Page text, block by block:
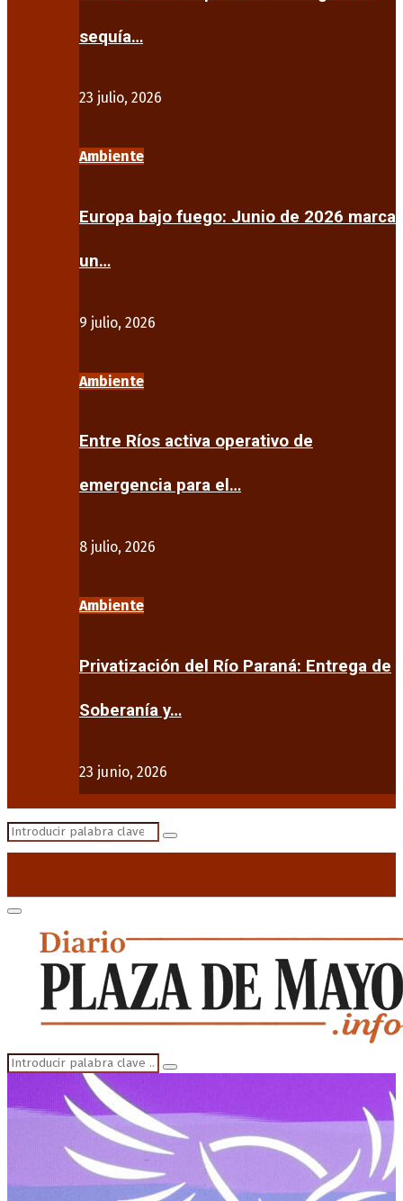
sequía…
23 julio, 2026
Ambiente
Europa bajo fuego: Junio de 2026 marca
un…
9 julio, 2026
Ambiente
Entre Ríos activa operativo de
emergencia para el…
8 julio, 2026
Ambiente
Privatización del Río Paraná: Entrega de
Soberanía y…
23 junio, 2026
Search
Search
Primary
Menu
Search
for:
Search